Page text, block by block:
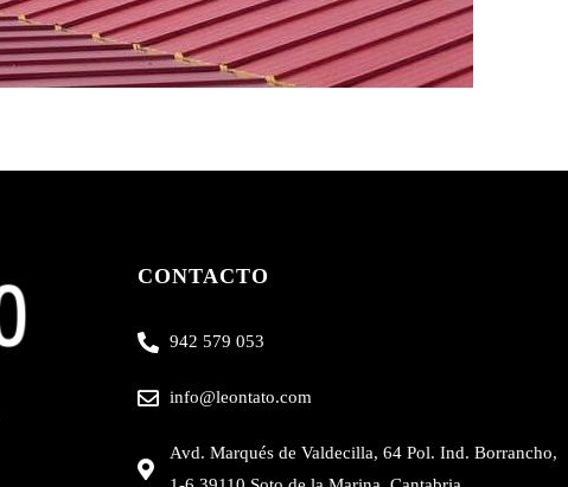
CONTACTO
942 579 053
info@leontato.com
Avd. Marqués de Valdecilla, 64 Pol. Ind. Borrancho,